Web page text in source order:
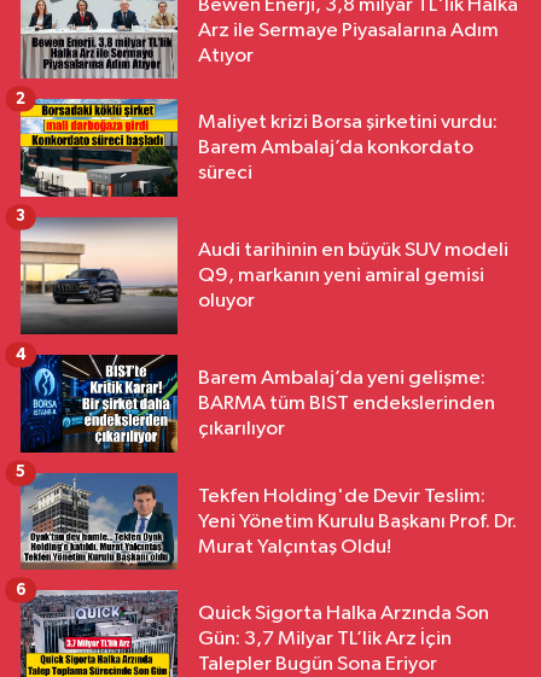
Bewen Enerji, 3,8 milyar TL'lik Halka
Arz ile Sermaye Piyasalarına Adım
Atıyor
Maliyet krizi Borsa şirketini vurdu:
Barem Ambalaj’da konkordato
süreci
2
Audi tarihinin en büyük SUV modeli
Q9, markanın yeni amiral gemisi
oluyor
3
Barem Ambalaj’da yeni gelişme:
BARMA tüm BIST endekslerinden
çıkarılıyor
4
Tekfen Holding'de Devir Teslim:
Yeni Yönetim Kurulu Başkanı Prof. Dr.
Murat Yalçıntaş Oldu!
5
Quick Sigorta Halka Arzında Son
Gün: 3,7 Milyar TL’lik Arz İçin
Talepler Bugün Sona Eriyor
6